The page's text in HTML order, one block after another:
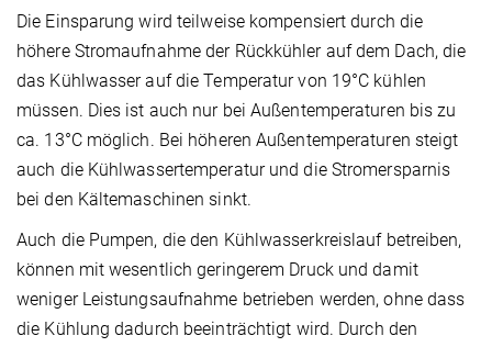
Die Einsparung wird teilweise kompensiert durch die
höhere Stromaufnahme der Rückkühler auf dem Dach, die
das Kühlwasser auf die Temperatur von 19°C kühlen
müssen. Dies ist auch nur bei Außentemperaturen bis zu
ca. 13°C möglich. Bei höheren Außentemperaturen steigt
auch die Kühlwassertemperatur und die Stromersparnis
bei den Kältemaschinen sinkt.
Auch die Pumpen, die den Kühlwasserkreislauf betreiben,
können mit wesentlich geringerem Druck und damit
weniger Leistungsaufnahme betrieben werden, ohne dass
die Kühlung dadurch beeinträchtigt wird. Durch den